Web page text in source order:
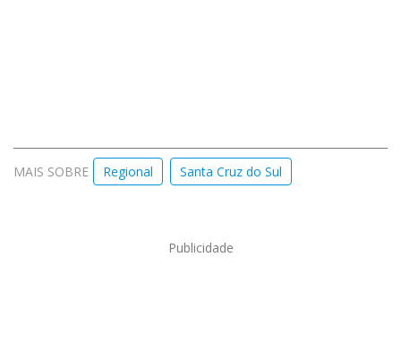
MAIS SOBRE Regional Santa Cruz do Sul
Publicidade